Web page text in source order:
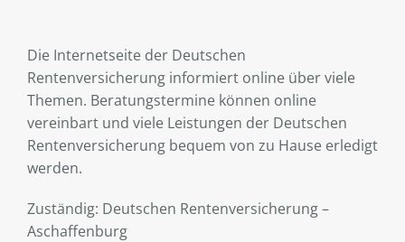
Die Internetseite der Deutschen
Rentenversicherung informiert online über viele
Themen. Beratungstermine können online
vereinbart und viele Leistungen der Deutschen
Rentenversicherung bequem von zu Hause erledigt
werden.
Zuständig: Deutschen Rentenversicherung –
Aschaffenburg